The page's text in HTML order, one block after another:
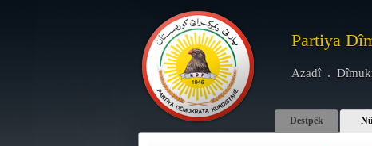
Destpêk
Partiya
Azadî .